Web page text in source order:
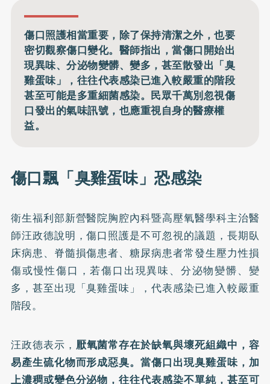
傷口照護相當重要，除了保持清潔之外，也要
密切觀察傷口變化。醫師指出，當傷口開始出
現異味、分泌物變髒、變多，甚至散發出「臭
雞蛋味」，往往代表感染已進入較嚴重的階段
甚至可能是多重細菌感染。民眾千萬別忽視傷
口發出的氣味訊號，也應重視自身的醫療權
益。
傷口飄「臭雞蛋味」恐感染
衛生福利部新營醫院胸腔內科暨高壓氧醫學科主治醫
師汪政德說明，傷口照護是不可忽視的議題，長期臥
床病患、脊髓損傷患者、糖尿病患者常發生壓力性損
傷或慢性傷口，若傷口出現異味、分泌物變髒、變
多，甚至出現「臭雞蛋味」，代表感染已進入較嚴重
階段。
汪政德表示， 厭氧菌常存在於缺氧與壞死組織中，容
易產生硫化物而形成惡臭。當傷口出現臭雞蛋味，加
上濃稠或變色分泌物，往往代表感染不單純，甚至可